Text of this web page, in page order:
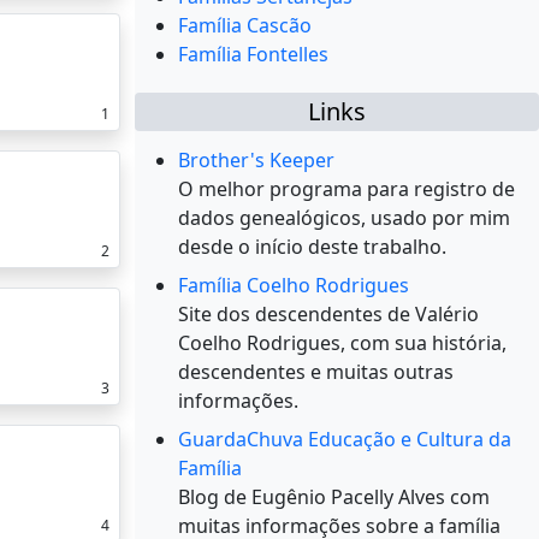
1
2
3
4
Família Cascão
Família Fontelles
Links
Brother's Keeper
O melhor programa para registro de
dados genealógicos, usado por mim
desde o início deste trabalho.
Família Coelho Rodrigues
Site dos descendentes de Valério
Coelho Rodrigues, com sua história,
descendentes e muitas outras
informações.
GuardaChuva Educação e Cultura da
Família
Blog de Eugênio Pacelly Alves com
muitas informações sobre a família